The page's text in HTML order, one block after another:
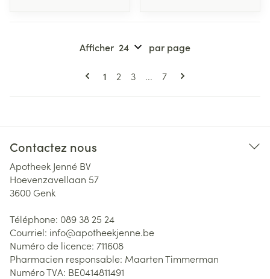
Pages
Vous lisez actuellement la page
1 Page
2 Page
3 ... Page
7
Afficher par page
Contactez nous
Apotheek Jenné BV
Hoevenzavellaan 57
3600 Genk
Téléphone: 089 38 25 24
Courriel: info@apotheekjenne.be
Numéro de licence: 711608
Pharmacien responsable: Maarten Timmerman
Numéro TVA: BE0414811491